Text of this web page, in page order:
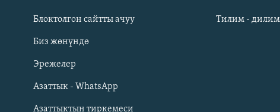
Русский
ОНЛАЙН ШЕРИНЕ
Блоктолгон сайтты ачуу
Биз жөнүндө
Эрежелер
Азаттык - WhatsApp
Азаттыктын тиркемеси
Тилим - дилим